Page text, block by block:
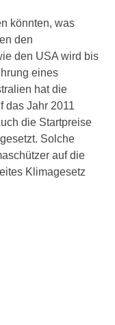
könnten, was
den
den USA wird bis
eines
hat die
das Jahr 2011
die Startpreise
Solche
auf die
Klimagesetz